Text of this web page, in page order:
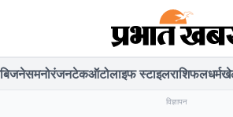
बिजनेसमनोरंजनटेकऑटोलाइफ स्टाइलराशिफलधर्म
विज्ञापन